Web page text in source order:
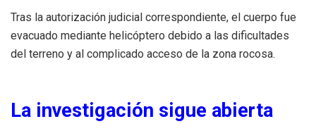
Tras la autorización judicial correspondiente, el cuerpo fue
evacuado mediante helicóptero debido a las dificultades
del terreno y al complicado acceso de la zona rocosa.
La investigación sigue abierta